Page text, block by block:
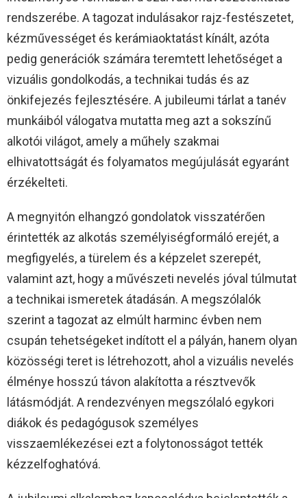
rendszerébe. A tagozat indulásakor rajz-festészetet,
kézművességet és kerámiaoktatást kínált, azóta
pedig generációk számára teremtett lehetőséget a
vizuális gondolkodás, a technikai tudás és az
önkifejezés fejlesztésére. A jubileumi tárlat a tanév
munkáiból válogatva mutatta meg azt a sokszínű
alkotói világot, amely a műhely szakmai
elhivatottságát és folyamatos megújulását egyaránt
érzékelteti.
A megnyitón elhangzó gondolatok visszatérően
érintették az alkotás személyiségformáló erejét, a
megfigyelés, a türelem és a képzelet szerepét,
valamint azt, hogy a művészeti nevelés jóval túlmutat
a technikai ismeretek átadásán. A megszólalók
szerint a tagozat az elmúlt harminc évben nem
csupán tehetségeket indított el a pályán, hanem olyan
közösségi teret is létrehozott, ahol a vizuális nevelés
élménye hosszú távon alakította a résztvevők
látásmódját. A rendezvényen megszólaló egykori
diákok és pedagógusok személyes
visszaemlékezései ezt a folytonosságot tették
kézzelfoghatóvá.